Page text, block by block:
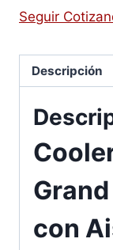
Seguir
Descripción
con